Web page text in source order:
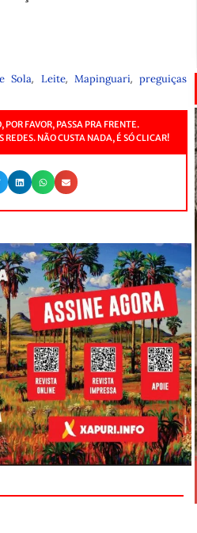
Sola, Leite, Mapinguari, preguiças
FAVOR, PASSA PRA FRENTE.
NÃO CUSTA NADA, É SÓ CLICAR!